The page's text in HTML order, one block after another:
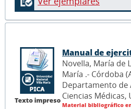
Texto impreso
Manual de
Novella, María de
María .- Córdoba
Departamento de
Ciencias Médicas,
Material bibliográfico